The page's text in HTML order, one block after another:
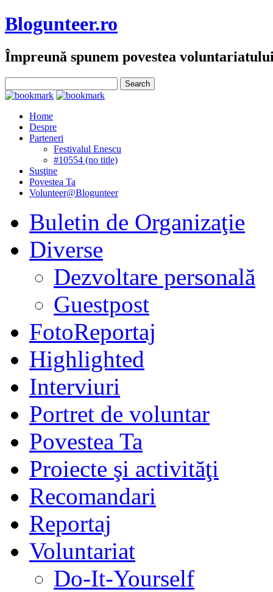
Blogunteer.ro
Împreună spunem povestea
Home
Despre
Parteneri
Festivalul Enescu
#10554 (no title)
Susţine
Povestea Ta
Volunteer@Blogunteer
Buletin de Organizaţie
Diverse
Dezvoltare personală
Guestpost
FotoReportaj
Highlighted
Interviuri
Portret de voluntar
Povestea Ta
Proiecte şi activităţi
Recomandari
Reportaj
Voluntariat
Do-It-Yourself